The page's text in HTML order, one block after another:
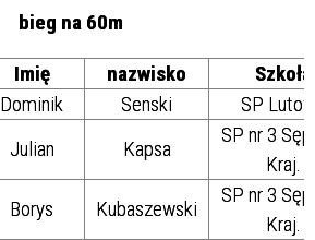
bieg na 60m
Imię nazwisko
Szkoła
Dominik Senski
SP
Julian Kapsa
SP nr 3
Kraj.
Borys Kubaszewski
SP nr 3
Kraj.